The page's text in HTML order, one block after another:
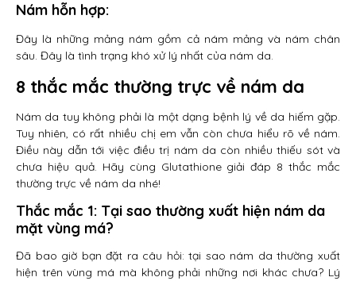
Nám hỗn hợp:
Đây là những mảng nám gồm cả nám mảng và nám chân
sâu. Đây là tình trạng khó xử lý nhất của nám da.
8 thắc mắc thường trực về nám da
Nám da tuy không phải là một dạng bệnh lý về da hiếm gặp.
Tuy nhiên, có rất nhiều chị em vẫn còn chưa hiểu rõ về nám.
Điều này dẫn tới việc điều trị nám da còn nhiều thiếu sót và
chưa hiệu quả. Hãy cùng Glutathione giải đáp 8 thắc mắc
thường trực về nám da nhé!
Thắc mắc 1: Tại sao thường xuất hiện nám da
mặt vùng má?
Đã bao giờ bạn đặt ra câu hỏi: tại sao nám da thường xuất
hiện trên vùng má mà không phải những nơi khác chưa? Lý